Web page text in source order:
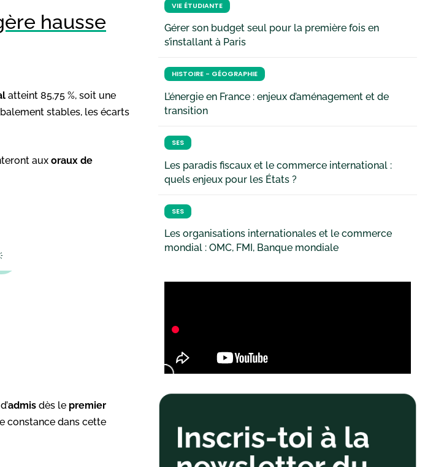
hausse
atteint 85,75 %, soit une
stables, les écarts
aux oraux de
admis dès le premier
constance dans cette
VIE ÉTUDIANTE
Gérer son budget seul pour la première fois en
s’installant à Paris
HISTOIRE - GÉOGRAPHIE
L’énergie en France : enjeux d’aménagement et de
transition
SES
Les paradis fiscaux et le commerce international :
quels enjeux pour les États ?
SES
Les organisations internationales et le commerce
mondial : OMC, FMI, Banque mondiale